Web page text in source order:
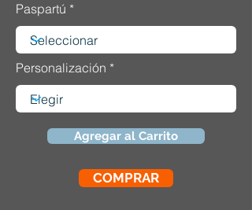
Paspartú
Personalización
Agregar al Carrito
COMPRAR